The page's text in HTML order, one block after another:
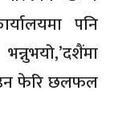
पनि
फेरि छलफल